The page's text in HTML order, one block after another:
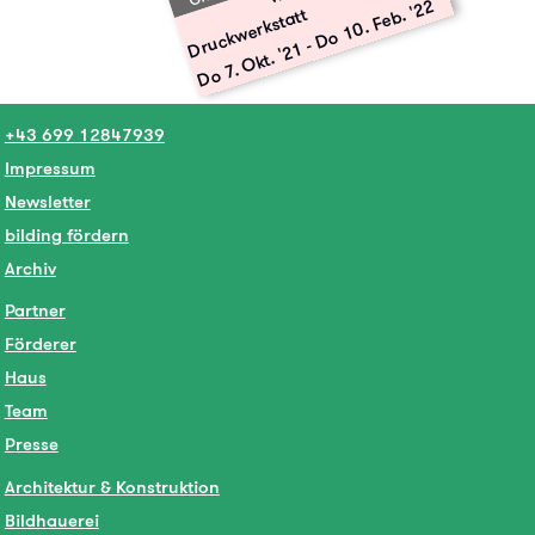
Druckwerkstatt
Do 7. Okt. '21-Do 10. Feb. '22
+43 699 12847939
Impressum
Newsletter
bilding fördern
Archiv
Partner
Förderer
Haus
Team
Presse
Architektur & Konstruktion
Bildhauerei